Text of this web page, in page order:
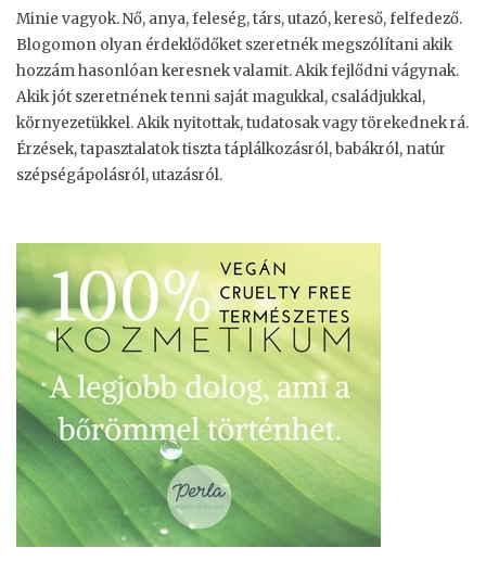
Minie vagyok. Nő, anya, feleség, társ, utazó, kereső, felfedező.
Blogomon olyan érdeklődőket szeretnék megszólítani akik
hozzám hasonlóan keresnek valamit. Akik fejlődni vágynak.
Akik jót szeretnének tenni saját magukkal, családjukkal,
környezetükkel. Akik nyitottak, tudatosak vagy törekednek rá.
Érzések, tapasztalatok tiszta táplálkozásról, babákról, natúr
szépségápolásról, utazásról.